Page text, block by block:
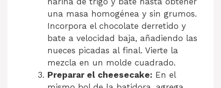
una masa homogénea y sin grumos.
Incorpora el chocolate derretido y
bate a velocidad baja, añadiendo las
nueces picadas al final. Vierte la
mezcla en un molde cuadrado.
Preparar el cheesecake: En el